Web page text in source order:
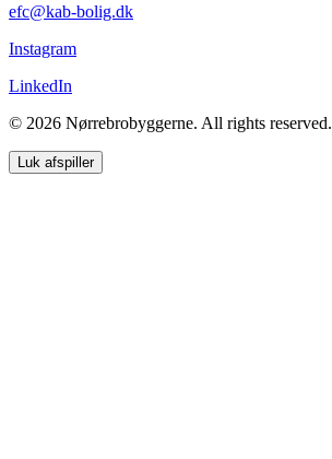
efc@kab-bolig.dk
Instagram
LinkedIn
© 2026 Nørrebrobyggerne. All rights reserved.
Luk afspiller